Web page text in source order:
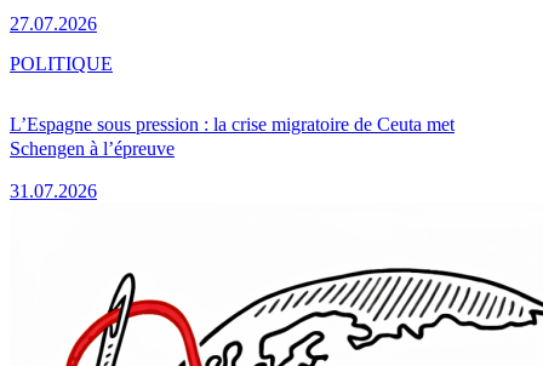
27.07.2026
L’Espagne sous pression : la crise migratoire de Ceuta met
Schengen à l’épreuve
31.07.2026
POLITIQUE